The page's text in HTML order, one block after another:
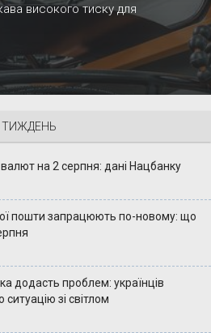
високого тиску для
ТИЖДЕНЬ
на 2 серпня: дані Нацбанку
пошти запрацюють по-новому: що
додасть проблем: українців
зі світлом